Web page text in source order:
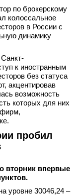
по брокерскому
колоссальное
в России с
динамику
к иностранным
без статуса
акцентировав
возможность
которых для них
пробил
вторник впервые
уровне 30046,24 –